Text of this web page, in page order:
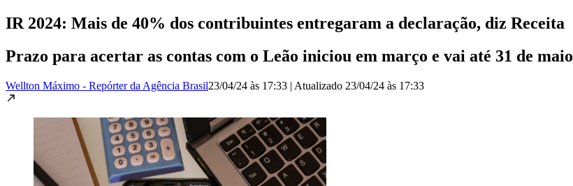
IR 2024: Mais de 40% dos contribuintes entregaram a declaração, diz Receita
Prazo para acertar as contas com o Leão iniciou em março e vai até 31 de maio
Wellton Máximo - Repórter da Agência Brasil23/04/24 às 17:33 | Atualizado 23/04/24 às 17:33